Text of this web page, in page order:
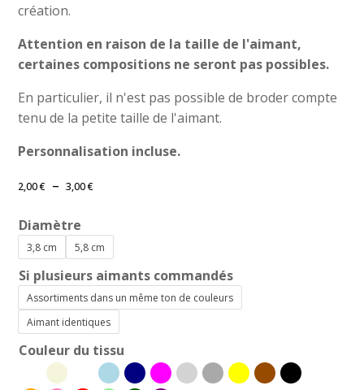
création.
Attention en raison de la taille de l'aimant,
certaines compositions ne seront pas possibles.
En particulier, il n'est pas possible de broder compte
tenu de la petite taille de l'aimant.
Personnalisation incluse.
2,00€ – 3,00€
2,00 €
à
3,00 €
Diamètre
3,8 cm 5,8 cm
Si plusieurs aimants commandés
Assortiments dans un même ton de couleurs
Aimant identiques
Couleur du tissu